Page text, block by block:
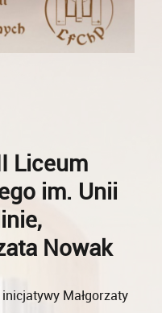
Liceum
im. Unii
Nowak
Małgorzaty